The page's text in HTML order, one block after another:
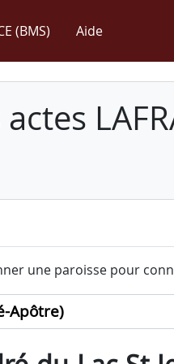
(BMS) Aide
une paroisse pour